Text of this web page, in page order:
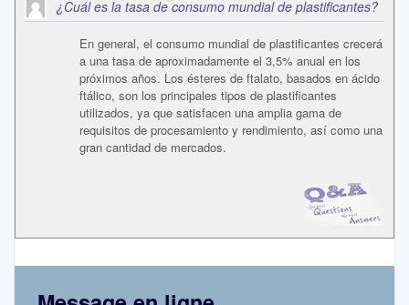
¿Cuál es la tasa de consumo mundial de plastificantes?
En general, el consumo mundial de plastificantes crecerá
a una tasa de aproximadamente el 3,5% anual en los
próximos años. Los ésteres de ftalato, basados en ácido
ftálico, son los principales tipos de plastificantes
utilizados, ya que satisfacen una amplia gama de
requisitos de procesamiento y rendimiento, así como una
gran cantidad de mercados.